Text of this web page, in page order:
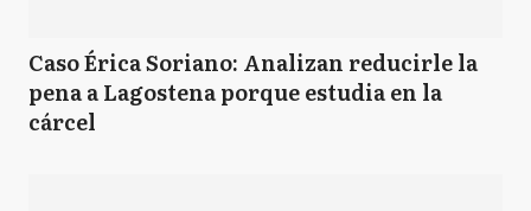
Caso Érica Soriano: Analizan reducirle la
pena a Lagostena porque estudia en la
cárcel